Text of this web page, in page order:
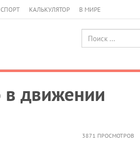
СПОРТ КАЛЬКУЛЯТОР В МИРЕ
в движении
3871 ПРОСМОТРОВ